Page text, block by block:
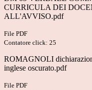
CURRICULA DEI
ALL'AVVISO.pdf
File PDF
Contatore click: 25
ROMAGNOLI
inglese oscurato.pdf
File PDF